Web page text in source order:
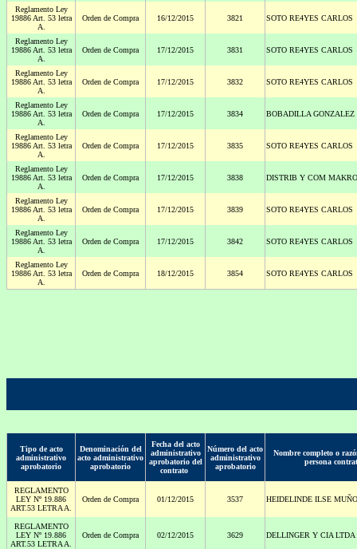
Reglamento Ley
19886 Art. 53 letra
A.
Orden de Compra 16/12/2015 3821 SOTO RE4YES CARLOS
Reglamento Ley
19886 Art. 53 letra
A.
Orden de Compra 17/12/2015 3831 SOTO RE4YES CARLOS
Reglamento Ley
19886 Art. 53 letra
A.
Orden de Compra 17/12/2015 3832 SOTO RE4YES CARLOS
Reglamento Ley
19886 Art. 53 letra
A.
Orden de Compra 17/12/2015 3834 BOBADILLA GONZALEZ
Reglamento Ley
19886 Art. 53 letra
A.
Orden de Compra 17/12/2015 3835 SOTO RE4YES CARLOS
Reglamento Ley
19886 Art. 53 letra
A.
Orden de Compra 17/12/2015 3838 DISTRIB Y COM
Reglamento Ley
19886 Art. 53 letra
A.
Orden de Compra 17/12/2015 3839 SOTO RE4YES CARLOS
Reglamento Ley
19886 Art. 53 letra
A.
Orden de Compra 17/12/2015 3842 SOTO RE4YES CARLOS
Reglamento Ley
19886 Art. 53 letra
A.
Orden de Compra 18/12/2015 3854 SOTO RE4YES CARLOS
Tipo de acto
administrativo
aprobatorio
Denominación del
acto administrativo
aprobatorio
Fecha del acto
administrativo
aprobatorio del
contrato
Número del acto
administrativo
aprobatorio
Nombre completo o
persona
REGLAMENTO
LEY Nº 19.886
ART.53 LETRA A.
Orden de Compra 01/12/2015 3537 HEIDELINDE ILSE
REGLAMENTO
LEY Nº 19.886
ART.53 LETRA A.
Orden de Compra 02/12/2015 3629 DELLINGER Y CIA LTDA